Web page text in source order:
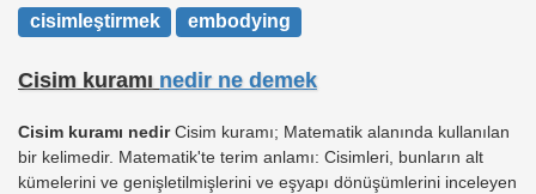
cisimleştirmek embodying
Cisim kuramı nedir ne demek
Cisim kuramı nedirCisim kuramı; Matematik alanında kullanılan
bir kelimedir. Matematik'te terim anlamı: Cisimleri, bunların alt
kümelerini ve genişletilmişlerini ve eşyapı dönüşümlerini inceleyen